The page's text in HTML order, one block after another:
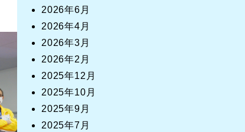
2026年6月
2026年4月
2026年3月
2026年2月
2025年12月
2025年10月
2025年9月
2025年7月